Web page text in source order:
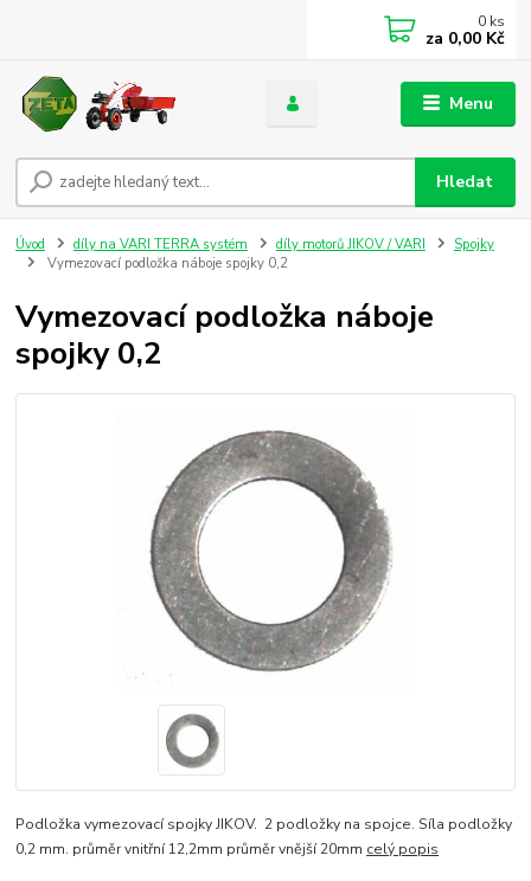
Menu
Hledat
0 ks
za 0,00 Kč
Úvod díly na VARI TERRA systém díly motorů JIKOV / VARI
Spojky
Vymezovací podložka náboje spojky 0,2
Vymezovací podložka náboje
spojky 0,2
Podložka vymezovací spojky JIKOV. 2 podložky na spojce. Síla podložky
0,2 mm. průměr vnitřní 12,2mm průměr vnější 20mm celý popis